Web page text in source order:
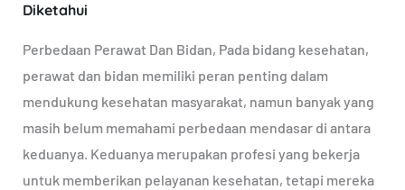
Diketahui
Perbedaan Perawat Dan Bidan, Pada bidang kesehatan,
perawat dan bidan memiliki peran penting dalam
mendukung kesehatan masyarakat, namun banyak yang
masih belum memahami perbedaan mendasar di antara
keduanya. Keduanya merupakan profesi yang bekerja
untuk memberikan pelayanan kesehatan, tetapi mereka